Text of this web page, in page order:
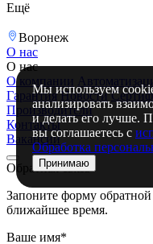
Ещё
Воронеж
О нас
О нас
О компании
Гарантия Новости
Производители
Контакты
Вакансии
Обратная связь
Запоните форму
ближайшее время.
Ваше имя*
Мы используем
анализировать
и делать его лучше.
вы соглашаетесь с
Обработка
Принимаю